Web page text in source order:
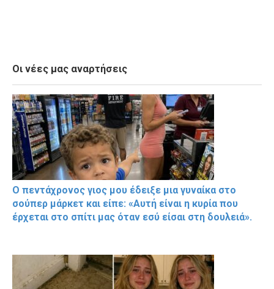
Οι νέες μας αναρτήσεις
Ο πεντάχρονος γιος μου έδειξε μια γυναίκα στο
σούπερ μάρκετ και είπε: «Αυτή είναι η κυρία που
έρχεται στο σπίτι μας όταν εσύ είσαι στη δουλειά».